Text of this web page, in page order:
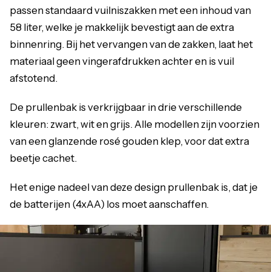
passen standaard vuilniszakken met een inhoud van
58 liter, welke je makkelijk bevestigt aan de extra
binnenring. Bij het vervangen van de zakken, laat het
materiaal geen vingerafdrukken achter en is vuil
afstotend.
De prullenbak is verkrijgbaar in drie verschillende
kleuren: zwart, wit en grijs. Alle modellen zijn voorzien
van een glanzende rosé gouden klep, voor dat extra
beetje cachet.
Het enige nadeel van deze design prullenbak is, dat je
de batterijen (4xAA) los moet aanschaffen.